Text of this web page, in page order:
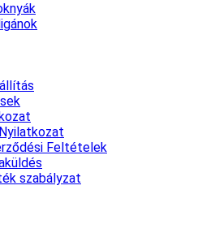
Feltételek
szabályzat